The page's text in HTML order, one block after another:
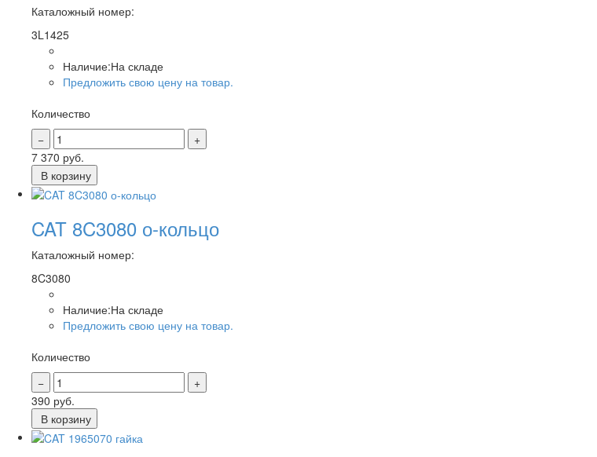
Каталожный номер:
3L1425
Наличие:На складе
Предложить свою цену на товар.
Количество
7 370 руб.
В корзину
CAT 8C3080 о-кольцо
Каталожный номер:
8C3080
Наличие:На складе
Предложить свою цену на товар.
Количество
390 руб.
В корзину